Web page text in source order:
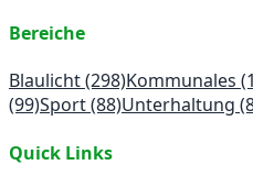
Bereiche
Blaulicht(298)Kommunales
(99)Sport(88)Unterhaltung
Quick Links